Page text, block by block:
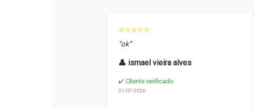
⭐⭐⭐⭐⭐
“ok”
👤 ismael vieira alves
✔️ Cliente verificado
31/07/2026